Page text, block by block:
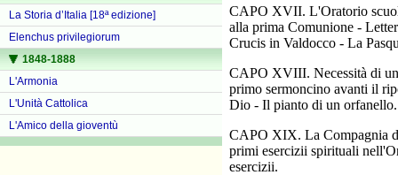
La Storia d’Italia [18ª edizione]
Elenchus privilegiorum
1848-1888
L'Armonia
L'Unità Cattolica
L'Amico della gioventù
CAPO XVII. L'Oratorio
alla prima Comunione -
Crucis in Valdocco - La
CAPO XVIII. Necessità di
primo sermoncino avanti il
Dio - Il pianto di un orfanello.
CAPO XIX. La Compagnia
primi esercizii spirituali
esercizii.